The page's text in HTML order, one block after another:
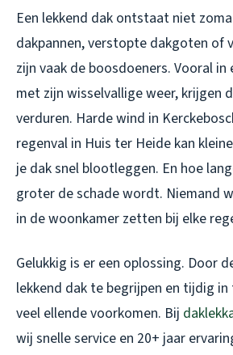
Een lekkend dak ontstaat niet
dakpannen, verstopte dakgoten of
zijn vaak de boosdoeners. Vooral
met zijn wisselvallige weer, krijgen
verduren. Harde wind in
regenval in Huis ter Heide kan
je dak snel blootleggen. En hoe
groter de schade wordt. Niemand
in de woonkamer zetten bij elke
Gelukkig is er een oplossing. Door
lekkend dak te begrijpen en tijdig
veel ellende voorkomen. Bij
wij snelle service en 20+ jaar